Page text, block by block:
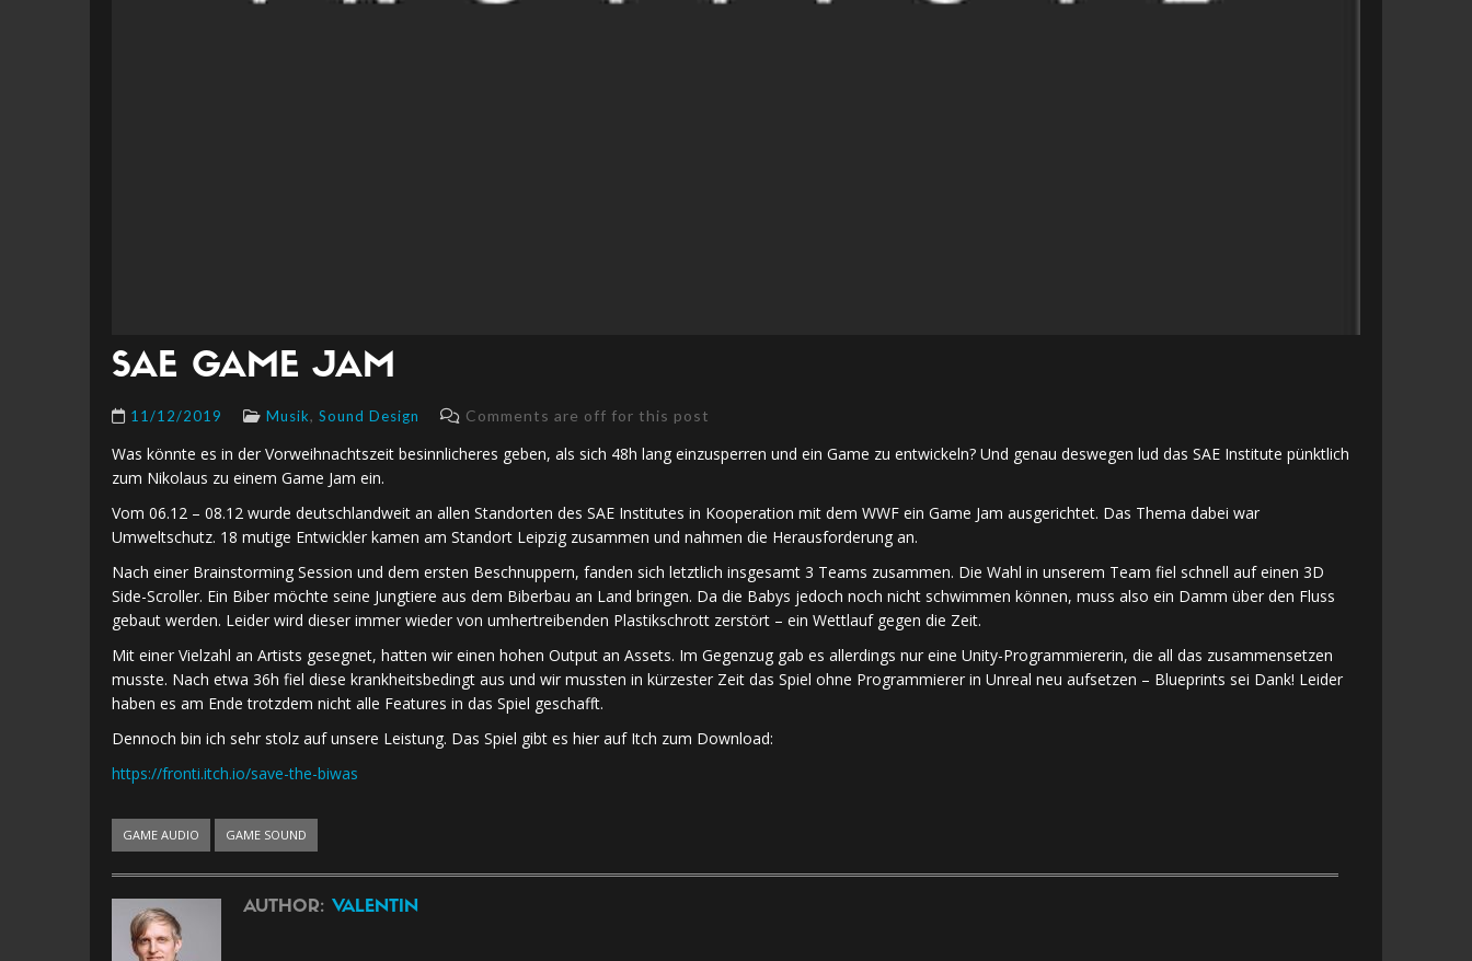
SAE GAME JAM
11/12/2019 Musik, Sound Design Comments are off for this post
Was könnte es in der Vorweihnachtszeit besinnlicheres geben, als sich 48h lang einzusperren und ein Game zu entwickeln? Und genau deswegen lud das SAE Institute pünktlich
zum Nikolaus zu einem Game Jam ein.
Vom 06.12 – 08.12 wurde deutschlandweit an allen Standorten des SAE Institutes in Kooperation mit dem WWF ein Game Jam ausgerichtet. Das Thema dabei war
Umweltschutz. 18 mutige Entwickler kamen am Standort Leipzig zusammen und nahmen die Herausforderung an.
Nach einer Brainstorming Session und dem ersten Beschnuppern, fanden sich letztlich insgesamt 3 Teams zusammen. Die Wahl in unserem Team fiel schnell auf einen 3D
Side-Scroller. Ein Biber möchte seine Jungtiere aus dem Biberbau an Land bringen. Da die Babys jedoch noch nicht schwimmen können, muss also ein Damm über den Fluss
gebaut werden. Leider wird dieser immer wieder von umhertreibenden Plastikschrott zerstört – ein Wettlauf gegen die Zeit.
Mit einer Vielzahl an Artists gesegnet, hatten wir einen hohen Output an Assets. Im Gegenzug gab es allerdings nur eine Unity-Programmiererin, die all das zusammensetzen
musste. Nach etwa 36h fiel diese krankheitsbedingt aus und wir mussten in kürzester Zeit das Spiel ohne Programmierer in Unreal neu aufsetzen – Blueprints sei Dank! Leider
haben es am Ende trotzdem nicht alle Features in das Spiel geschafft.
Dennoch bin ich sehr stolz auf unsere Leistung. Das Spiel gibt es hier auf Itch zum Download:
https://fronti.itch.io/save-the-biwas
GAME AUDIO GAME SOUND
AUTHOR: VALENTIN